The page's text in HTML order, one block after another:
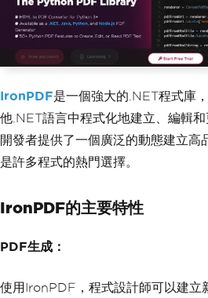
IronPDF是一個強大的.NET程式庫
他.NET語言中程式化地建立、編輯
開發者提供了一個廣泛的動態建立高
是許多程式的熱門選擇。
IronPDF的主要特性
PDF生成：
使用IronPDF，程式設計師可以建立